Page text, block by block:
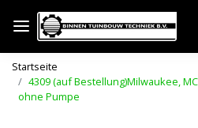
Startseite
4309 (auf Bestellung)Milwaukee,
ohne Pumpe